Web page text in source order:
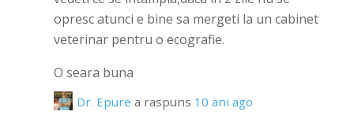
opresc atunci e bine sa mergeti la un cabinet
veterinar pentru o ecografie.
O seara buna
Dr. Epure a raspuns 10 ani ago